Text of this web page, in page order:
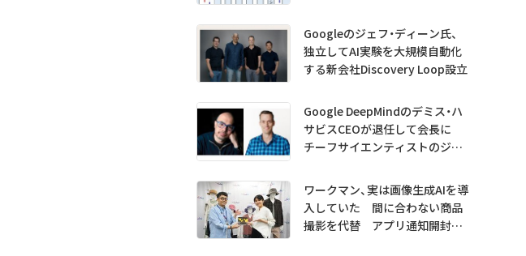
Googleのジェフ・ディーン氏、
独立してAI実験を大規模自動化
する新会社Discovery Loop設立
Google DeepMindのデミス・ハ
サビスCEOが退任して会長に
チーフサイエンティストのジェ
ワークマン、実は画像生成AIを導
入していた 間に合わない商品
撮影を代替 アプリ通知開封も